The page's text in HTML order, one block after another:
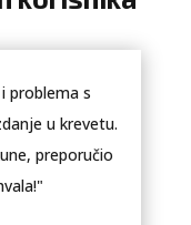
problema s
u krevetu.
preporučio